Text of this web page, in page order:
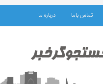
تماس باما درباره ما